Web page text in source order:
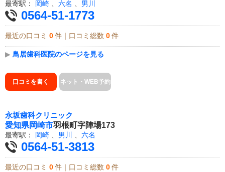
最寄駅： 岡崎 六名 男川
0564-51-1773
最近の口コミ 0 件｜口コミ総数 0 件
▶ 鳥居歯科医院のページを見る
口コミを書く ネット・WEB予約
永坂歯科クリニック
愛知県岡崎市羽根町字陣場173
最寄駅： 岡崎 男川 六名
0564-51-3813
最近の口コミ 0 件｜口コミ総数 0 件